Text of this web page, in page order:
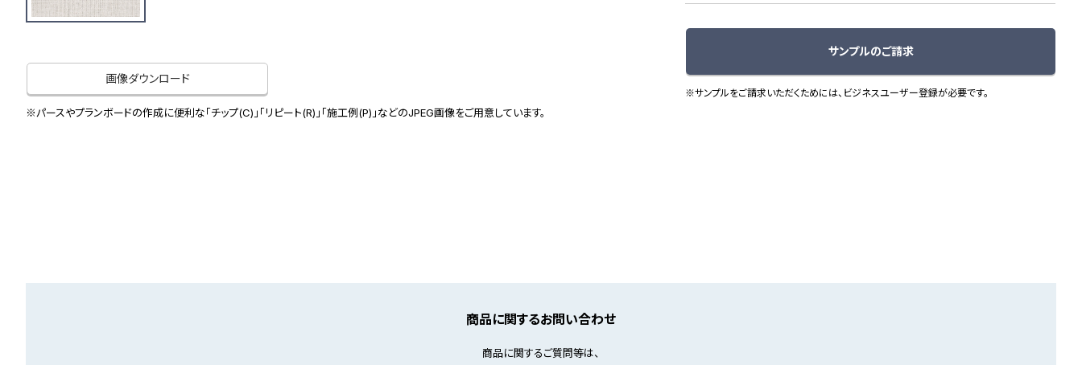
画像ダウンロード
※パースやプランボードの作成に便利な「チップ(C)」「リピート(R)」「施工例(P)」などのJPEG画像をご用意しています。
サンプルのご請求
※サンプルをご請求いただくためには、ビジネスユーザー登録が必要です。
商品に関するお問い合わせ
商品に関するご質問等は、